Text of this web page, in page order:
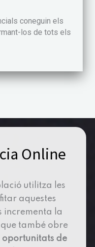
coneguin els
los de tots els
Online
utilitza les
aquestes
incrementa la
també obre
oportunitats de